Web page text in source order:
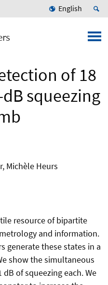
English
of 18
squeezing
Michèle Heurs
resource of bipartite
and information.
generate these states in a
show the simultaneous
of squeezing each. We